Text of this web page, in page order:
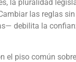
la pluralidad
las reglas
debilita la
el piso común